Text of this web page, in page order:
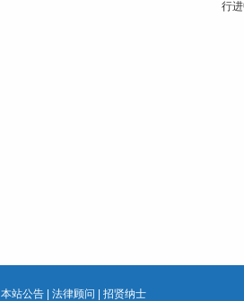
行
本站公告| 法律顾问 招贤纳士